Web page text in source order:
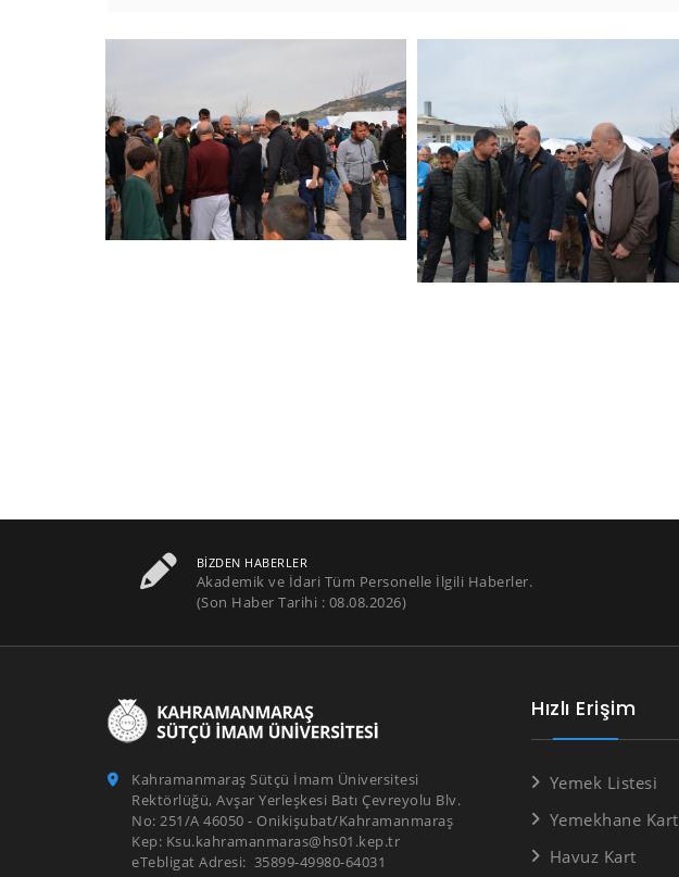
BIZDEN HABERLER
Akademik ve İdari Tüm Personelle İlgili Haberler.
(Son Haber Tarihi : 08.08.2026)
Kahramanmaraş Sütçü İmam Üniversitesi
Rektörlüğü, Avşar Yerleşkesi Batı Çevreyolu Blv.
No: 251/A 46050 - Onikişubat/Kahramanmaraş
Kep: Ksu.kahramanmaras@hs01.kep.tr
eTebligat Adresi: 35899-49980-64031
Hızlı Erişim
Yemek Listesi
Yemekhane Kart
Havuz Kart